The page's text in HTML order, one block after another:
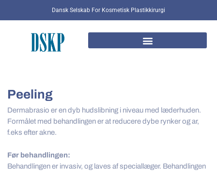
Dansk Selskab For Kosmetisk Plastikkirurgi
Peeling
Dermabrasio er en dyb hudslibning i niveau med læderhuden.
Formålet med behandlingen er at reducere dybe rynker og ar,
f.eks efter akne.
Før behandlingen:
Behandlingen er invasiv, og laves af speciallæger. Behandlingen